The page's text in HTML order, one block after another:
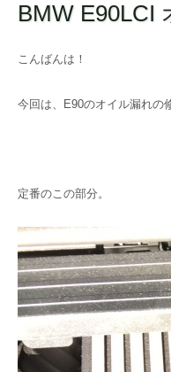
BMW E90LCI
こんばんは！
今回は、E90のオイル漏れの
定番のこの部分。